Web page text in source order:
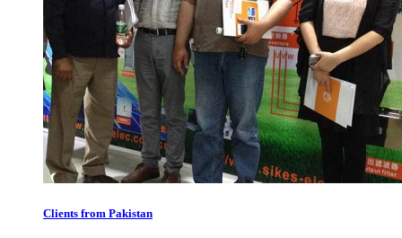
Clients from Pakistan